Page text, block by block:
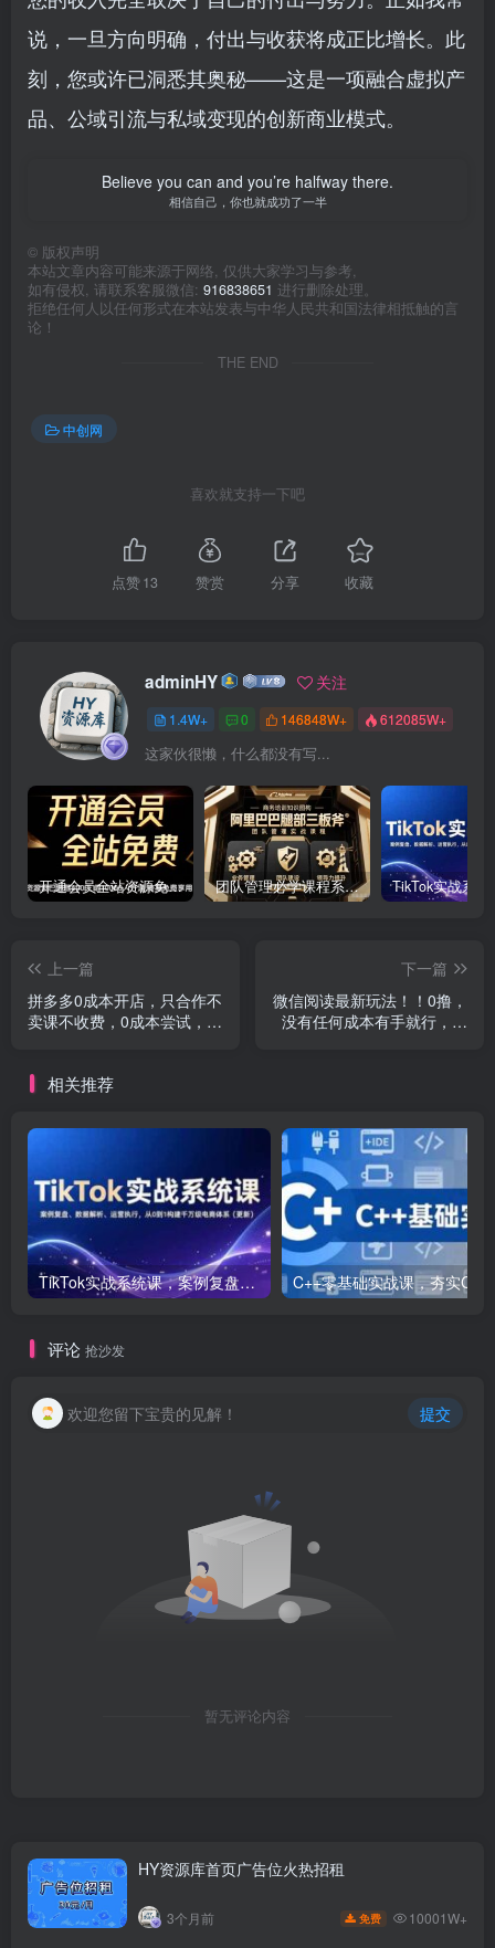
说，一旦方向明确，付出与收获将成正比增长。此
刻，您或许已洞悉其奥秘——这是一项融合虚拟产
品、公域引流与私域变现的创新商业模式。
Believe you can and you’re halfway there.
相信自己，你也就成功了一半
© 版权声明
本站文章内容可能来源于网络, 仅供大家学习与参考,
如有侵权, 请联系客服微信: 916838651 进行删除处理。
拒绝任何人以任何形式在本站发表与中华人民共和国法律相抵触的言
论！
THE END
中创网
喜欢就支持一下吧
点赞13 赞赏 分享 收藏
adminHY 关注
1.4W+ 0 146848W+ 612085W+
这家伙很懒，什么都没有写...
开通会员全站资源免费下载 开通VIP会员 HY资源库 团队管理必学课程系列，阿里巴巴“腿部三板斧”
上一篇
拼多多0成本开店，只合作不
卖课不收费，0成本尝试，日
下一篇
微信阅读最新玩法！！0撸，
没有任何成本有手就行，一
相关推荐
TikTok实战系统课，案例复盘、数据解析、运营执行，从0到1构建千万级电商体系（更新）
评论 抢沙发
欢迎您留下宝贵的见解！ 提交
暂无评论内容
HY资源库首页广告位火热招租
3个月前 免费 10001W+